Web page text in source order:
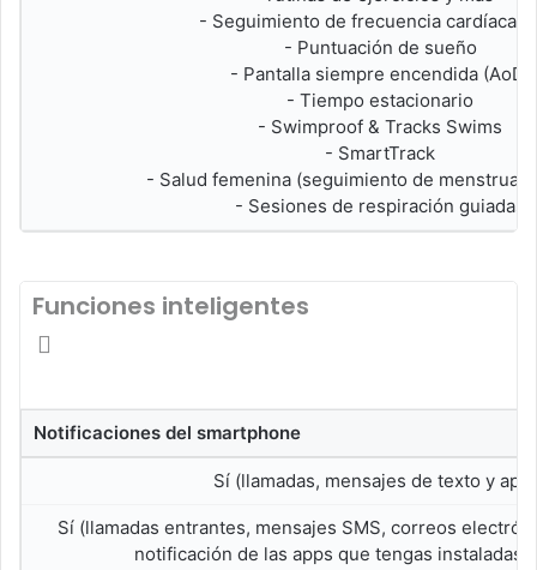
- Seguimiento de frecuencia cardíaca
- Puntuación de sueño
- Pantalla siempre encendida (AoD)
- Tiempo estacionario
- Swimproof & Tracks Swims
- SmartTrack
- Salud femenina (seguimiento de
- Sesiones de respiración guiadas
Funciones inteligentes
Notificaciones del smartphone
Sí (llamadas, mensajes de texto y
Sí (llamadas entrantes, mensajes SMS, correos
notificación de las apps que tengas instaladas